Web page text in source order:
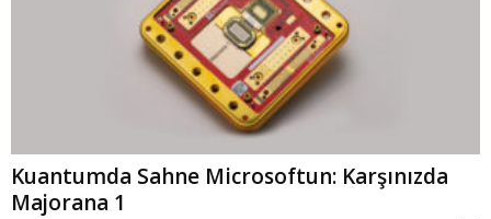
Kuantumda Sahne Microsoftun: Karşınızda
Majorana 1